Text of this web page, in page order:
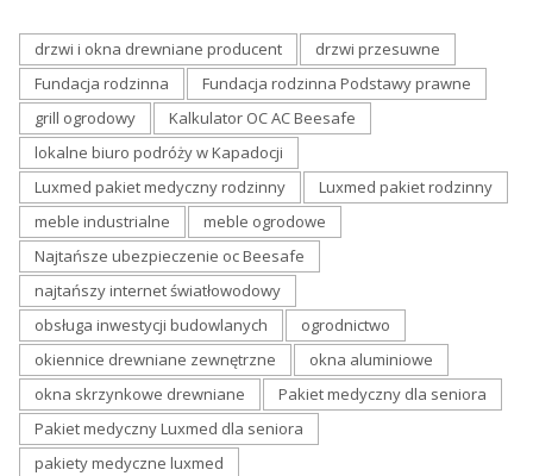
drzwi i okna drewniane producent
drzwi przesuwne
Fundacja rodzinna
Fundacja rodzinna Podstawy prawne
grill ogrodowy
Kalkulator OC AC Beesafe
lokalne biuro podróży w Kapadocji
Luxmed pakiet medyczny rodzinny
Luxmed pakiet rodzinny
meble industrialne
meble ogrodowe
Najtańsze ubezpieczenie oc Beesafe
najtańszy internet światłowodowy
obsługa inwestycji budowlanych
ogrodnictwo
okiennice drewniane zewnętrzne
okna aluminiowe
okna skrzynkowe drewniane
Pakiet medyczny dla seniora
Pakiet medyczny Luxmed dla seniora
pakiety medyczne luxmed